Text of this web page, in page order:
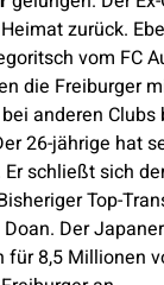
zurück.
vom FC
die Freiburger
anderen
26-jährige hat
schließt sich
Top-
Der
8,5 Millionen